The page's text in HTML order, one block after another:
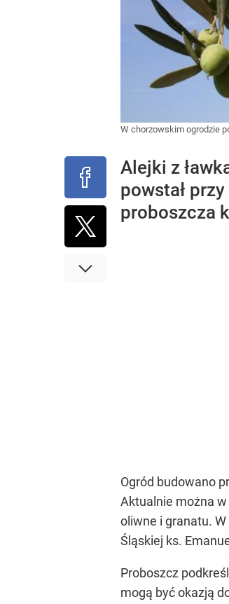
W chorzowskim ogrodzie
Alejki z
powstał
proboszcza
Ogród budowano
Aktualnie można
oliwne i granatu.
Śląskiej ks.
Proboszcz
mogą być okazją